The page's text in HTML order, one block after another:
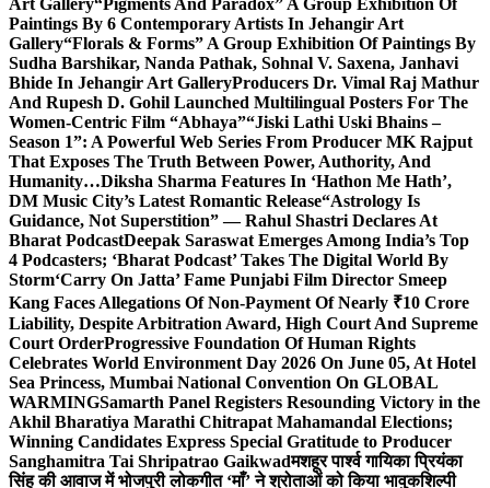
Art Gallery“Pigments And Paradox” A Group Exhibition Of
Paintings By 6 Contemporary Artists In Jehangir Art
Gallery“Florals & Forms” A Group Exhibition Of Paintings By
Sudha Barshikar, Nanda Pathak, Sohnal V. Saxena, Janhavi
Bhide In Jehangir Art GalleryProducers Dr. Vimal Raj Mathur
And Rupesh D. Gohil Launched Multilingual Posters For The
Women-Centric Film “Abhaya”“Jiski Lathi Uski Bhains –
Season 1”: A Powerful Web Series From Producer MK Rajput
That Exposes The Truth Between Power, Authority, And
Humanity…Diksha Sharma Features In ‘Hathon Me Hath’,
DM Music City’s Latest Romantic Release“Astrology Is
Guidance, Not Superstition” — Rahul Shastri Declares At
Bharat PodcastDeepak Saraswat Emerges Among India’s Top
4 Podcasters; ‘Bharat Podcast’ Takes The Digital World By
Storm‘Carry On Jatta’ Fame Punjabi Film Director Smeep
Kang Faces Allegations Of Non-Payment Of Nearly ₹10 Crore
Liability, Despite Arbitration Award, High Court And Supreme
Court OrderProgressive Foundation Of Human Rights
Celebrates World Environment Day 2026 On June 05, At Hotel
Sea Princess, Mumbai National Convention On GLOBAL
WARMINGSamarth Panel Registers Resounding Victory in the
Akhil Bharatiya Marathi Chitrapat Mahamandal Elections;
Winning Candidates Express Special Gratitude to Producer
Sanghamitra Tai Shripatrao Gaikwadमशहूर पार्श्व गायिका प्रियंका
सिंह की आवाज में भोजपुरी लोकगीत ‘माँ’ ने श्रोताओं को किया भावुकशिल्पी